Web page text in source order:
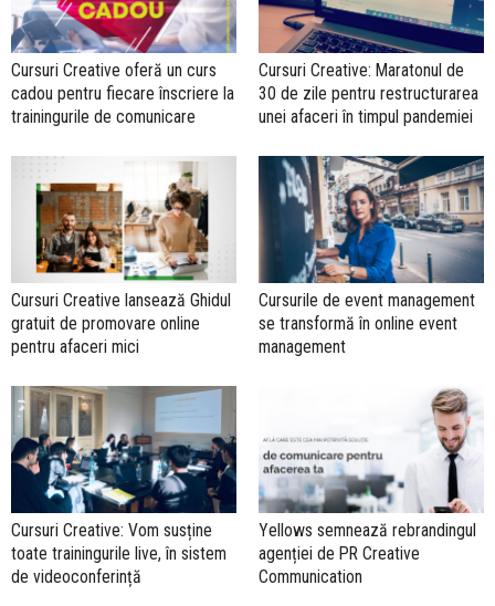
Cursuri Creative oferă un curs
cadou pentru fiecare înscriere la
trainingurile de comunicare
Cursuri Creative: Maratonul de
30 de zile pentru restructurarea
unei afaceri în timpul pandemiei
Cursuri Creative lansează Ghidul
gratuit de promovare online
pentru afaceri mici
Cursurile de event management
se transformă în online event
management
Cursuri Creative: Vom susține
toate trainingurile live, în sistem
de videoconferință
Yellows semnează rebrandingul
agenției de PR Creative
Communication